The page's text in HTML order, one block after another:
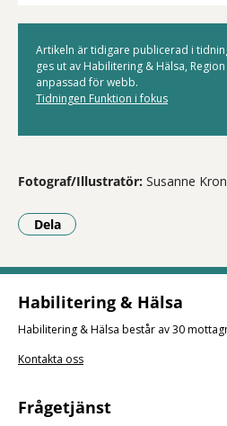
Artikeln är tidigare publicerad i
ges ut av Habilitering & Hälsa,
anpassad för webb.
Tidningen Funktion i fokus
Fotograf/Illustratör: Susanne
Dela
- Klicka för att öppna
Habilitering & Hälsa
Habilitering & Hälsa består av 30
Kontakta oss
Frågetjänst